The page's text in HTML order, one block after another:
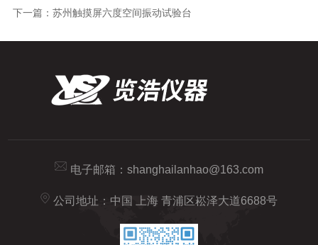
下一篇： 苏州触摸屏六度空间振动试验台
电子邮箱： shanghailanhao@163.com
公司地址：中国 上海 青浦区崧泽大道6688号